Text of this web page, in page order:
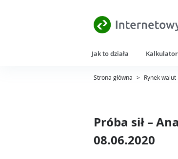
Jak to działa
Strona główna > Rynek walut
Próba sił –
08.06.2020